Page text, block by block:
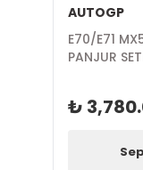
AUTOGP
E70/E71
PANJUR
₺